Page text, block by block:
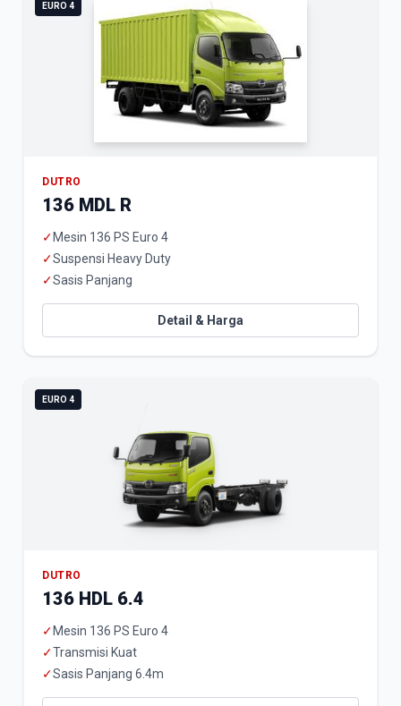
EURO 4
DUTRO
136 MDL R
✓ Mesin 136 PS Euro 4
✓Suspensi Heavy Duty
✓Sasis Panjang
Detail & Harga
EURO 4
DUTRO
136 HDL 6.4
✓ Mesin 136 PS Euro 4
✓Transmisi Kuat
✓Sasis Panjang 6.4m